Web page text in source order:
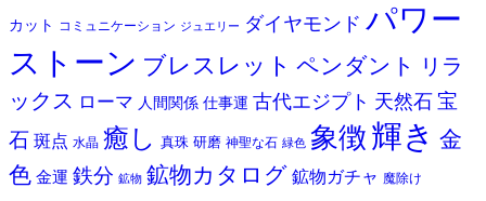
カット コミュニケーション ジュエリー ダイヤモンド パワー
ストーン ブレスレット ペンダント
リラ
ックス ローマ 人間関係 仕事運 古代エジプト 天然石 宝
石 斑点 水晶 癒し 真珠 研磨 神聖な石 緑色 象徴 輝き 金
色 金運 鉄分 鉱物 鉱物カタログ 鉱物ガチャ 魔除け